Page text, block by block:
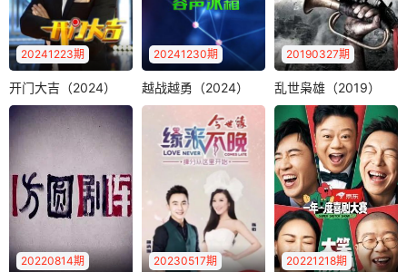
20241223期
开门大吉（2024）
尼格买提
全新推出的大型益
智游戏类综艺节..
开门大吉（2024）
20241230期
越战越勇（2024）
《越战越勇》节目
面向全国寻找爱唱
歌、唱歌好的普通
人，经过筛选，..
越战越勇（2024）
20190327期
乱世枭雄（2019）
单田芳电视绝版评
书—乱世枭雄，爱
奇艺12月27日起每
周三12:..
乱世枭雄（2019）
20220814期 20230517期 20221218期